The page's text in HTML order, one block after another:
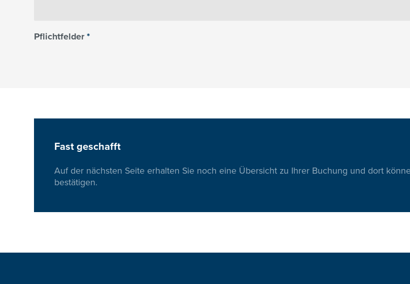
Pflichtfelder*
Fast geschafft
Auf der nächsten Seite erhalten Sie noch eine Übersicht zu Ihrer Buchung und dort
bestätigen.